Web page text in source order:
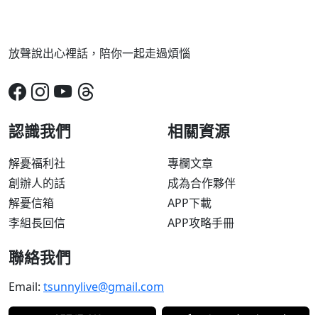
放聲說出心裡話，陪你一起走過煩惱
認識我們
解憂福利社
創辦人的話
解憂信箱
李組長回信
相關資源
專欄文章
成為合作夥伴
APP下載
APP攻略手冊
聯絡我們
Email: tsunnylive@gmail.com